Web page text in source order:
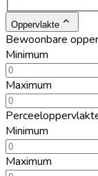
Oppervlakte
Bewoonbare
Minimum
Maximum
Minimum
Maximum